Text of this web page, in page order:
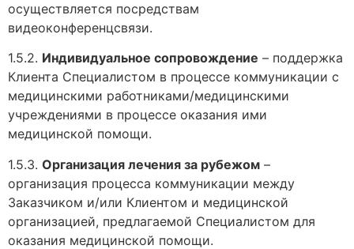
осуществляется посредствам
видеоконференцсвязи.
1.5.2. Индивидуальное сопровождение – поддержка
Клиента Специалистом в процессе коммуникации с
медицинскими работниками/медицинскими
учреждениями в процессе оказания ими
медицинской помощи.
1.5.3. Организация лечения за рубежом –
организация процесса коммуникации между
Заказчиком и/или Клиентом и медицинской
организацией, предлагаемой Специалистом для
оказания медицинской помощи.